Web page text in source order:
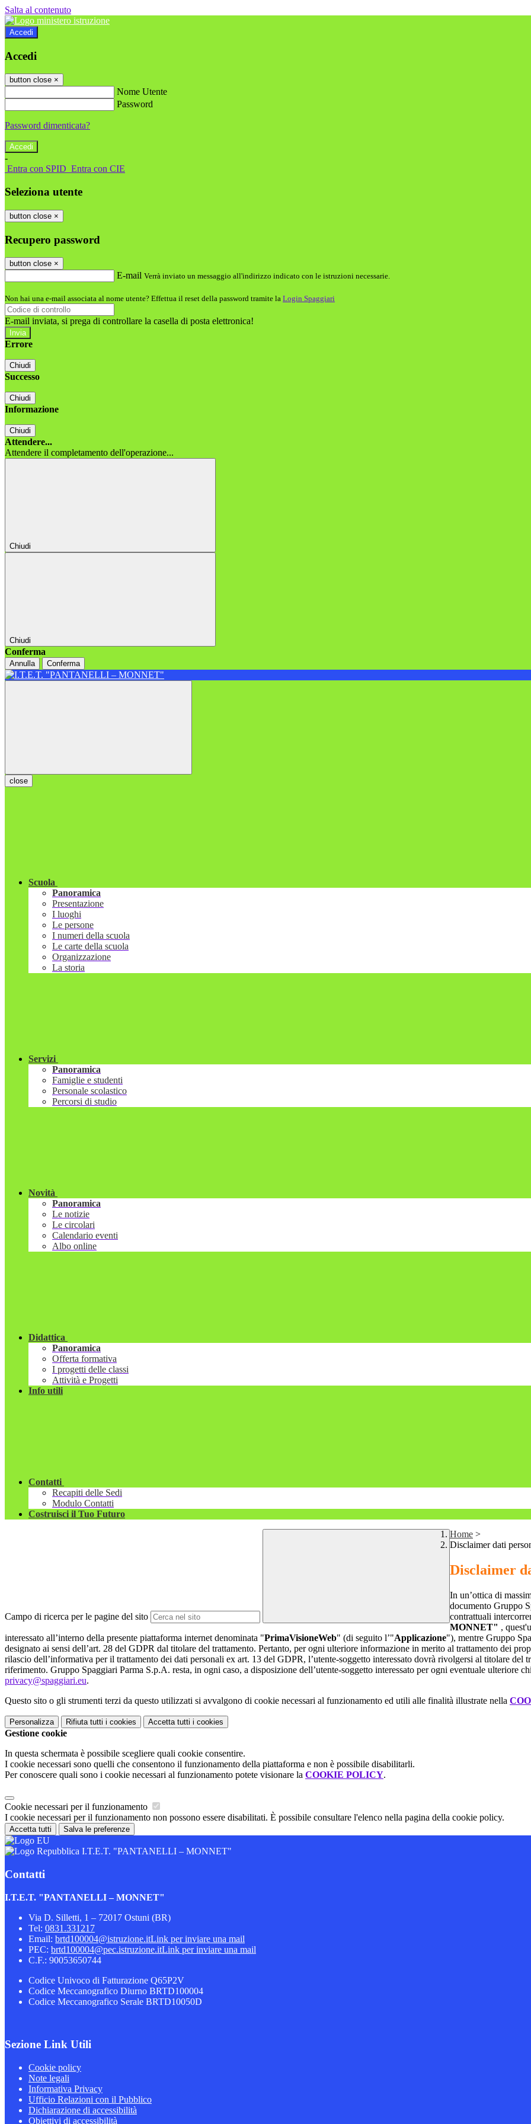
Salta al contenuto
Accedi
Accedi
button close ×
Nome Utente
Password
Password dimenticata?
-
Entra con SPID Entra con CIE
Seleziona utente
button close ×
Recupero password
button close ×
E-mail Verrà inviato un messaggio all'indirizzo indicato con le istruzioni necessarie.
Non hai una e-mail associata al nome utente? Effettua il reset della password tramite la Login Spaggiari
E-mail inviata, si prega di controllare la casella di posta elettronica!
Errore
Chiudi
Successo
Chiudi
Informazione
Chiudi
Attendere...
Attendere il completamento dell'operazione...
Chiudi
Chiudi
Conferma
Annulla Conferma
close
Scuola
Panoramica
Presentazione
I luoghi
Le persone
I numeri della scuola
Le carte della scuola
Organizzazione
La storia
Servizi
Panoramica
Famiglie e studenti
Personale scolastico
Percorsi di studio
Novità
Panoramica
Le notizie
Le circolari
Calendario eventi
Albo online
Didattica
Panoramica
Offerta formativa
I progetti delle classi
Attività e Progetti
Info utili
Contatti
Recapiti delle Sedi
Modulo Contatti
Costruisci il Tuo Futuro
Campo di ricerca per le pagine del sito
Home >
Disclaimer dati
Disclaimer
In un’ottica di
documento Gruppo
contrattuali
MONNET" ,
interessato all’interno della presente piattaforma internet denominata "PrimaVisioneWeb" (di seguito l’"Applicazione"), mentre Gruppo
designato ai sensi dell’art. 28 del GDPR dal titolare del trattamento. Pertanto, per ogni ulteriore informazione in merito al trattamento dei
rilascio dell’informativa per il trattamento dei dati personali ex art. 13 del GDPR, l’utente-soggetto interessato dovrà rivolgersi al titolare del
riferimento. Gruppo Spaggiari Parma S.p.A. resta, in ogni caso, a disposizione dell’utente-soggetto interessato per ogni eventuale ulteriore
privacy@spaggiari.eu.
Questo sito o gli strumenti terzi da questo utilizzati si avvalgono di cookie necessari al funzionamento ed utili alle finalità illustrate nella
Personalizza Rifiuta tutti i cookies Accetta tutti i cookies
Gestione cookie
In questa schermata è possibile scegliere quali cookie consentire.
I cookie necessari sono quelli che consentono il funzionamento della piattaforma e non è possibile disabilitarli.
Per conoscere quali sono i cookie necessari al funzionamento potete visionare la COOKIE POLICY.
Cookie necessari per il funzionamento
I cookie necessari per il funzionamento non possono essere disabilitati. È possibile consultare l'elenco nella pagina della cookie policy.
Accetta tutti Salva le preferenze
I.T.E.T. "PANTANELLI – MONNET"
Contatti
I.T.E.T. "PANTANELLI – MONNET"
Via D. Silletti, 1 – 72017 Ostuni (BR)
Tel: 0831.331217
Email: brtd100004@istruzione.itLink per inviare una mail
PEC: brtd100004@pec.istruzione.itLink per inviare una mail
C.F.: 90053650744
Codice Univoco di Fatturazione Q65P2V
Codice Meccanografico Diurno BRTD100004
Codice Meccanografico Serale BRTD10050D
Sezione Link Utili
Cookie policy
Note legali
Informativa Privacy
Ufficio Relazioni con il Pubblico
Dichiarazione di accessibilità
Obiettivi di accessibilità